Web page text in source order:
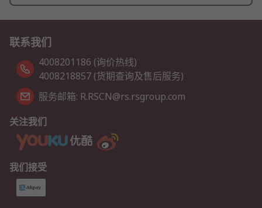
联系我们
4008201186 (询价热线)
4008218857 (货期查询及售后服务)
服务邮箱: R.RSCN@rs.rsgroup.com
关注我们
我们接受